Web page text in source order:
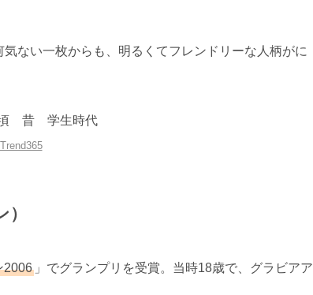
ない一枚からも、明るくてフレンドリーな人柄がに
2006 」でグランプリを受賞。当時18歳で、グラビアア